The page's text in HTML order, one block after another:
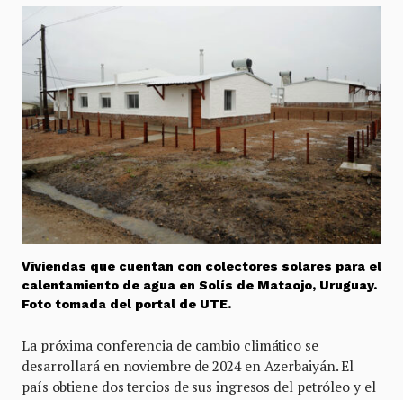
Viviendas que cuentan con colectores solares para el
calentamiento de agua en Solís de Mataojo, Uruguay.
Foto tomada del portal de UTE.
La próxima conferencia de cambio climático se
desarrollará en noviembre de 2024 en Azerbaiyán. El
país obtiene dos tercios de sus ingresos del petróleo y el